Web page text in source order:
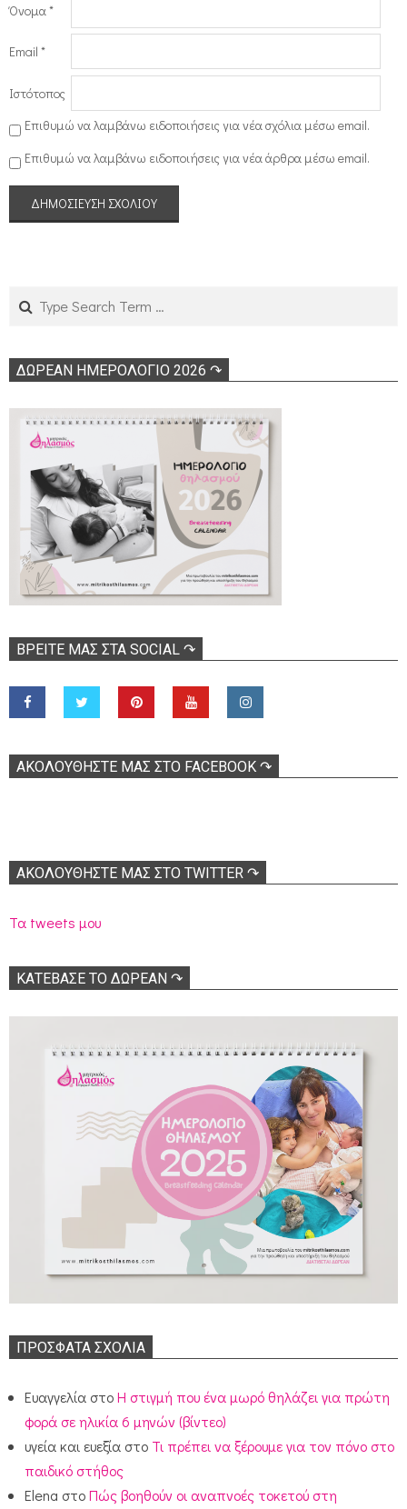
Όνομα *
Email *
Ιστότοπος
Επιθυμώ να λαμβάνω ειδοποιήσεις για νέα σχόλια μέσω email.
Επιθυμώ να λαμβάνω ειδοποιήσεις για νέα άρθρα μέσω email.
ΔΩΡΕΑΝ ΗΜΕΡΟΛΟΓΙΟ 2026 ↷
ΒΡΕΊΤΕ ΜΑΣ ΣΤΑ SOCIAL ↷
ΑΚΟΛOΥΘΉΣΤΕ ΜΑΣ ΣΤΟ FACEBOOK ↷
ΑΚΟΛΟΥΘΉΣΤΕ ΜΑΣ ΣΤΟ TWITTER ↷
Τα tweets μου
ΚΑΤΕΒΑΣΕ ΤΟ ΔΩΡΕΑΝ ↷
ΠΡΌΣΦΑΤΑ ΣΧΌΛΙΑ
Ευαγγελία στοΗ στιγμή που ένα μωρό θηλάζει για πρώτη
φορά σε ηλικία 6 μηνών (βίντεο)
υγεία και ευεξία στο Τι πρέπει να ξέρουμε για τον πόνο στο
παιδικό στήθος
Elena στοΠώς βοηθούν οι αναπνοές τοκετού στη